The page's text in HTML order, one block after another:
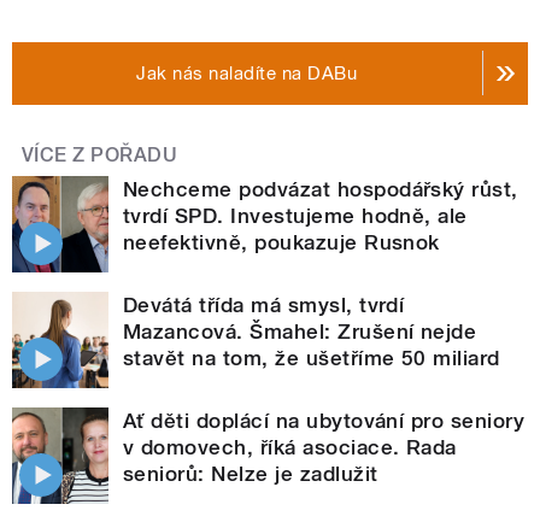
Jak nás naladíte na DABu
VÍCE Z POŘADU
Nechceme podvázat hospodářský růst,
tvrdí SPD. Investujeme hodně, ale
neefektivně, poukazuje Rusnok
Devátá třída má smysl, tvrdí
Mazancová. Šmahel: Zrušení nejde
stavět na tom, že ušetříme 50 miliard
Ať děti doplácí na ubytování pro seniory
v domovech, říká asociace. Rada
seniorů: Nelze je zadlužit